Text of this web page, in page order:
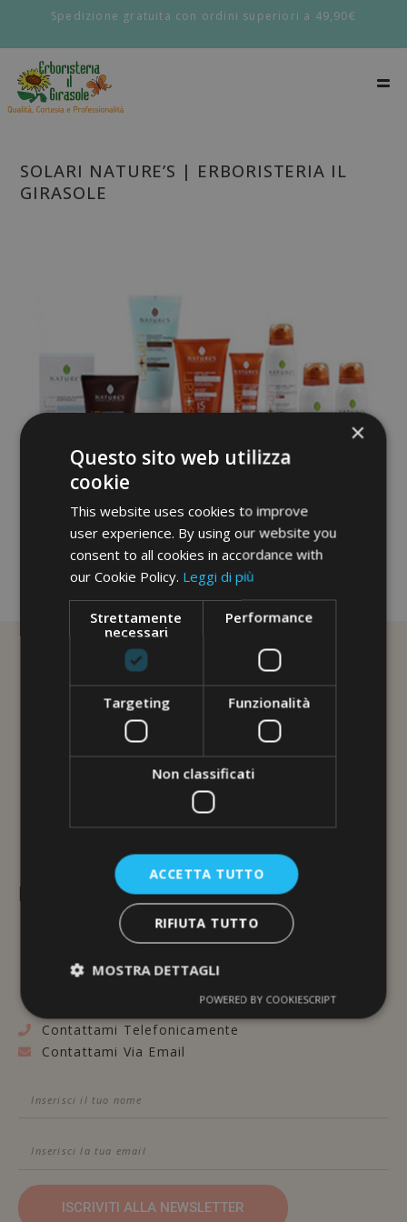
Spedizione gratuita con ordini superiori a 49,90€
SOLARI NATURE’S | ERBORISTERIA IL
GIRASOLE
L'ERBORISTERIA
Via Brunelleschi, 117
Contattami Telefonicamente
Contattami Via Email
ISCRIVITI ALLA NEWSLETTER
×
Questo sito web utilizza
cookie
This website uses cookies to improve
user experience. By using our website you
consent to all cookies in accordance with
our Cookie Policy. Leggi di più
Strettamente
necessari
Performance
Targeting Funzionalità
Non classificati
ACCETTA TUTTO
RIFIUTA TUTTO
MOSTRA DETTAGLI
POWERED BY COOKIESCRIPT